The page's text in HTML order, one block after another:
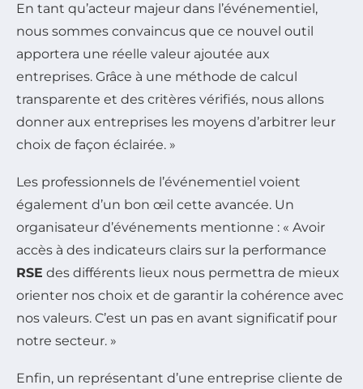
En tant qu’acteur majeur dans l’événementiel,
nous sommes convaincus que ce nouvel outil
apportera une réelle valeur ajoutée aux
entreprises. Grâce à une méthode de calcul
transparente et des critères vérifiés, nous allons
donner aux entreprises les moyens d’arbitrer leur
choix de façon éclairée. »
Les professionnels de l’événementiel voient
également d’un bon œil cette avancée. Un
organisateur d’événements mentionne : « Avoir
accès à des indicateurs clairs sur la performance
RSE des différents lieux nous permettra de mieux
orienter nos choix et de garantir la cohérence avec
nos valeurs. C’est un pas en avant significatif pour
notre secteur. »
Enfin, un représentant d’une entreprise cliente de